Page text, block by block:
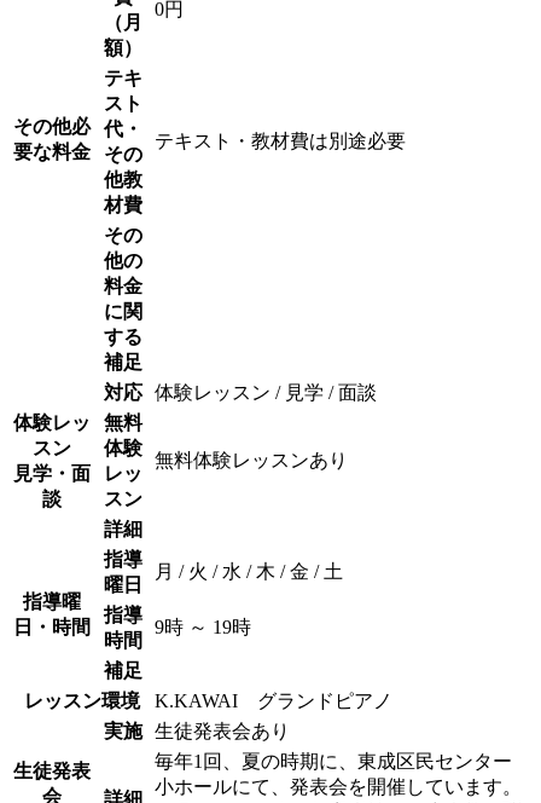
その他必
要な料金
（月
額）
0円
テキ
スト
代・
その
他教
材費
テキスト・教材費は別途必要
その
他の
料金
に関
する
補足
体験レッ
スン
見学・面
談
対応
体験レッスン / 見学 / 面談
無料
体験
レッ
スン
無料体験レッスンあり
詳細
指導曜
日・時間
指導
曜日
月 / 火 / 水 / 木 / 金 / 土
指導
時間
9時 ～ 19時
補足
レッスン環境
K.KAWAI グランドピアノ
生徒発表
会
実施 生徒発表会あり
詳細
毎年1回、夏の時期に、東成区民センター
小ホールにて、発表会を開催しています。